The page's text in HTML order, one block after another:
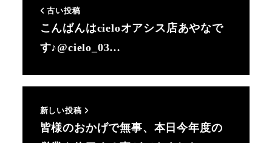
古い投稿
こんばんはcieloオアシス店あやなで
す♪@cielo_03…
新しい投稿
皆様のおかげで無事、本日今年度の